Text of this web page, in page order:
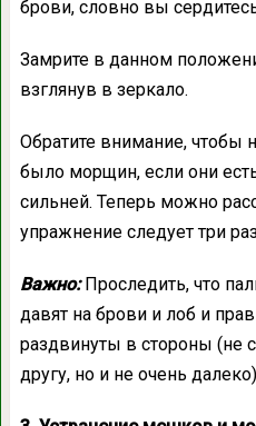
брови, словно вы
Замрите в данном
взглянув в зеркало.
Обратите внимание, чтобы
было морщин, если они
сильней. Теперь можно
упражнение следует три
Важно:Проследить, что
давят на брови и лоб и
раздвинуты в стороны (не
другу, но и не очень